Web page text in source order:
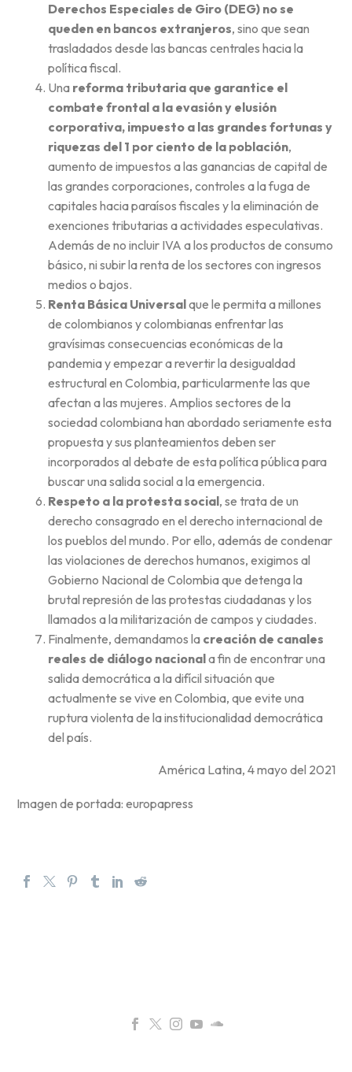
Derechos Especiales de Giro (DEG) no se
queden en bancos extranjeros, sino que sean
trasladados desde las bancas centrales hacia la
política fiscal.
Una reforma tributaria que garantice el
combate frontal a la evasión y elusión
corporativa, impuesto a las grandes fortunas y
riquezas del 1 por ciento de la población,
aumento de impuestos a las ganancias de capital de
las grandes corporaciones, controles a la fuga de
capitales hacia paraísos fiscales y la eliminación de
exenciones tributarias a actividades especulativas.
Además de no incluir IVA a los productos de consumo
básico, ni subir la renta de los sectores con ingresos
medios o bajos.
Renta Básica Universalque le permita a millones
de colombianos y colombianas enfrentar las
gravísimas consecuencias económicas de la
pandemia y empezar a revertir la desigualdad
estructural en Colombia, particularmente las que
afectan a las mujeres. Amplios sectores de la
sociedad colombiana han abordado seriamente esta
propuesta y sus planteamientos deben ser
incorporados al debate de esta política pública para
buscar una salida social a la emergencia.
Respeto a la protesta social, se trata de un
derecho consagrado en el derecho internacional de
los pueblos del mundo. Por ello, además de condenar
las violaciones de derechos humanos, exigimos al
Gobierno Nacional de Colombia que detenga la
brutal represión de las protestas ciudadanas y los
llamados a la militarización de campos y ciudades.
Finalmente, demandamos la creación de canales
reales de diálogo nacionala fin de encontrar una
salida democrática a la difícil situación que
actualmente se vive en Colombia, que evite una
ruptura violenta de la institucionalidad democrática
del país.
América Latina, 4 mayo del 2021
Imagen de portada: europapress